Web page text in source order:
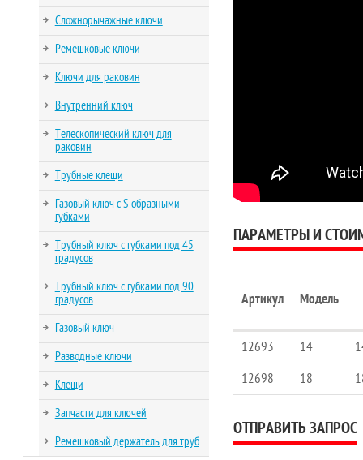
Сложнорычажные ключи
Ремешковые ключи
Ключи для раковин
Внутренний ключ
Телескопический ключ для
раковин
Трубные клещи
Газовый ключ с S-образными
губками
Трубный ключ с губками под 45
градусов
Трубный ключ с губками под 90
градусов
Газовый ключ
Разводные ключи
Клещи
Запчасти для ключей
Ремешковый держатель для труб
ПАРАМЕТРЫ И
Артикул Модель
12693 14
12698
18
ОТПРАВИТЬ ЗАПРОС